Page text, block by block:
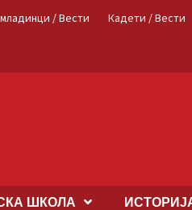
/ Вести Кадети / Вести
ШКОЛА